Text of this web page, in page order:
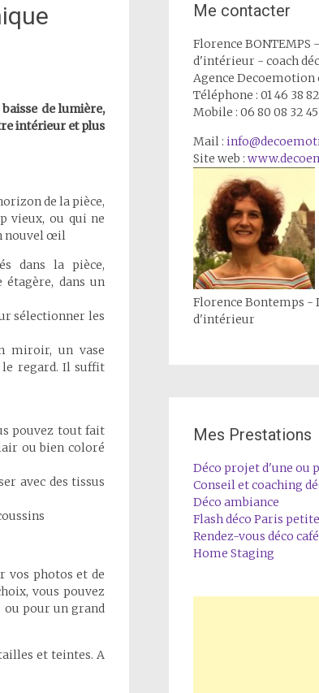
de lumière,
intérieur et plus
de la pièce,
vieux, ou qui ne
nouvel œil
dans la pièce,
dans un
sélectionner les
miroir, un vase
regard. Il suffit
pouvez tout fait
ou bien coloré
avec des tissus
vos photos et de
vous pouvez
ou pour un grand
et teintes. A
Me contacter
Florence BONTEMPS
d'intérieur - coach
Agence Decoemotion
Téléphone : 01 46 38
Mobile : 06 80 08 32 45
Mail :
Site web :
Florence Bontemps -
d'intérieur
Mes Prestations
Déco projet d'une ou
Conseil et coaching
Déco ambiance
Flash déco Paris
Rendez-vous déco café
Home Staging